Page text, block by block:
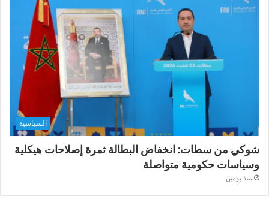
السياسية
شوكي من سطات: انخفاض البطالة ثمرة إصلاحات هيكلية
وسياسات حكومية متواصلة
منذ يومين